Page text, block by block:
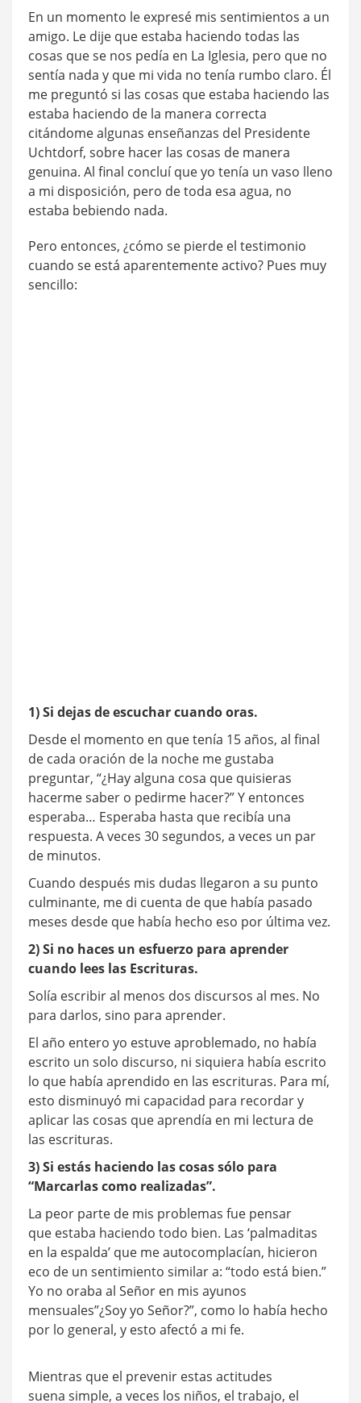
En un momento le expresé mis sentimientos a un
amigo. Le dije que estaba haciendo todas las
cosas que se nos pedía en La Iglesia, pero que no
sentía nada y que mi vida no tenía rumbo claro. Él
me preguntó si las cosas que estaba haciendo las
estaba haciendo de la manera correcta
citándome algunas enseñanzas del Presidente
Uchtdorf, sobre hacer las cosas de manera
genuina. Al final concluí que yo tenía un vaso lleno
a mi disposición, pero de toda esa agua, no
estaba bebiendo nada.
Pero entonces, ¿cómo se pierde el testimonio
cuando se está aparentemente activo? Pues muy
sencillo:
1) Si dejas de escuchar cuando oras.
Desde el momento en que tenía 15 años, al final
de cada oración de la noche me gustaba
preguntar, “¿Hay alguna cosa que quisieras
hacerme saber o pedirme hacer?” Y entonces
esperaba… Esperaba hasta que recibía una
respuesta. A veces 30 segundos, a veces un par
de minutos.
Cuando después mis dudas llegaron a su punto
culminante, me di cuenta de que había pasado
meses desde que había hecho eso por última vez.
2) Si no haces un esfuerzo para aprender
cuando lees las Escrituras.
Solía ​​escribir al menos dos discursos al mes. No
para darlos, sino para aprender.
El año entero yo estuve aproblemado, no había
escrito un solo discurso, ni siquiera había escrito
lo que había aprendido en las escrituras. Para mí,
esto disminuyó mi capacidad para recordar y
aplicar las cosas que aprendía en mi lectura de
las escrituras.
3) Si estás haciendo las cosas sólo para
“Marcarlas como realizadas”.
La peor parte de mis problemas fue pensar
que estaba haciendo todo bien. Las ‘palmaditas
en la espalda’ que me autocomplacían, hicieron
eco de un sentimiento similar a: “todo está bien.”
Yo no oraba al Señor en mis ayunos
mensuales”¿Soy yo Señor?”, como lo había hecho
por lo general, y esto afectó a mi fe.
Mientras que el prevenir estas actitudes
suena simple, a veces los niños, el trabajo, el